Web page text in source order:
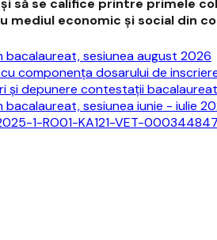
să se califice printre primele
economic și social din
sesiunea august 2026
componența dosarului de
și depunere contestații
sesiunea iunie - iulie
1-RO01-KA121-VET-